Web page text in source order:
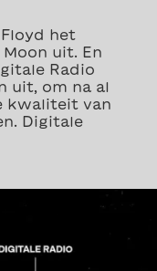
het
uit. En
Radio
uit, om na al
kwaliteit van
Digitale